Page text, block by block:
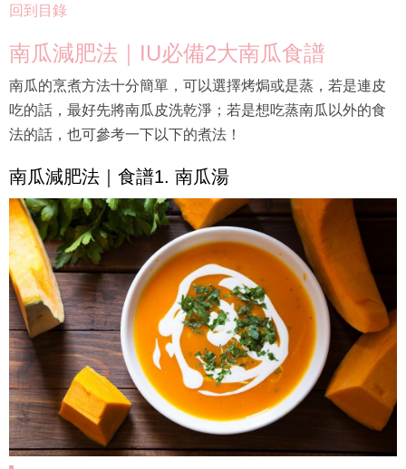
回到目錄
南瓜減肥法｜IU必備2大南瓜食譜
南瓜的烹煮方法十分簡單，可以選擇烤焗或是蒸，若是連皮
吃的話，最好先將南瓜皮洗乾淨；若是想吃蒸南瓜以外的食
法的話，也可參考一下以下的煮法！
南瓜減肥法｜食譜1. 南瓜湯